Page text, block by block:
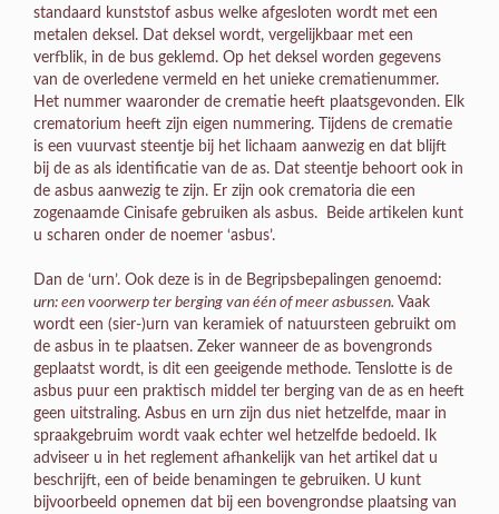
standaard kunststof asbus welke afgesloten wordt met een
metalen deksel. Dat deksel wordt, vergelijkbaar met een
verfblik, in de bus geklemd. Op het deksel worden gegevens
van de overledene vermeld en het unieke crematienummer.
Het nummer waaronder de crematie heeft plaatsgevonden. Elk
crematorium heeft zijn eigen nummering. Tijdens de crematie
is een vuurvast steentje bij het lichaam aanwezig en dat blijft
bij de as als identificatie van de as. Dat steentje behoort ook in
de asbus aanwezig te zijn. Er zijn ook crematoria die een
zogenaamde Cinisafe gebruiken als asbus. Beide artikelen kunt
u scharen onder de noemer ‘asbus’.
Dan de ‘urn’. Ook deze is in de Begripsbepalingen genoemd:
urn: een voorwerp ter berging van één of meer asbussen. Vaak
wordt een (sier-)urn van keramiek of natuursteen gebruikt om
de asbus in te plaatsen. Zeker wanneer de as bovengronds
geplaatst wordt, is dit een geeigende methode. Tenslotte is de
asbus puur een praktisch middel ter berging van de as en heeft
geen uitstraling. Asbus en urn zijn dus niet hetzelfde, maar in
spraakgebruim wordt vaak echter wel hetzelfde bedoeld. Ik
adviseer u in het reglement afhankelijk van het artikel dat u
beschrijft, een of beide benamingen te gebruiken. U kunt
bijvoorbeeld opnemen dat bij een bovengrondse plaatsing van